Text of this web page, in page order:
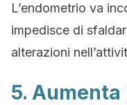
L’endometrio va
impedisce di
alterazioni
5.